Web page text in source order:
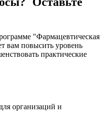
"Фармацевтическая
вам повысить уровень
практические
организаций и